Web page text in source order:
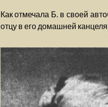
Как отмечала Б. в своей
отцу в его домашней